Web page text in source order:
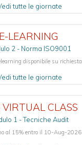
tutte le giornate
E-LEARNING
2 - Norma ISO9001
disponibile su richiesta
tutte le giornate
VIRTUAL CLASS
1 - Tecniche Audit
al 15% entro il 10-Aug-2026